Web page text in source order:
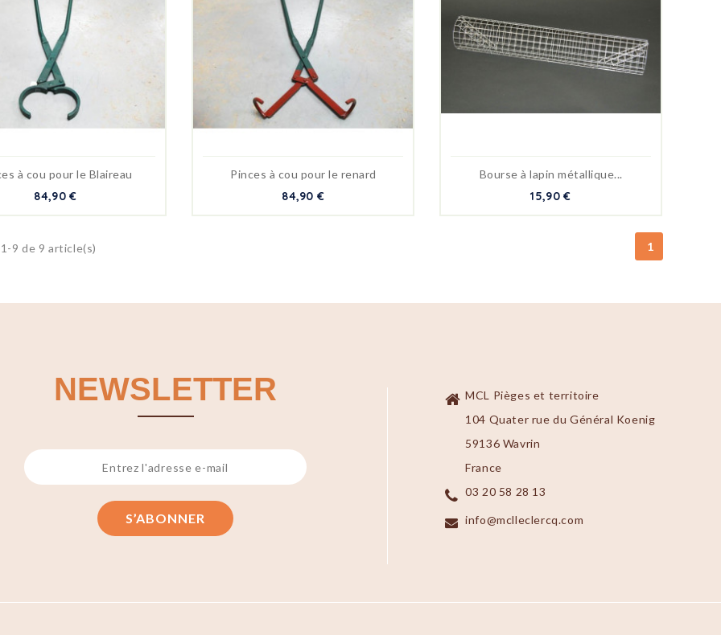
à cou pour le Blaireau
84,90 €
Pinces à cou pour le renard
84,90 €
Bourse à lapin métallique...
15,90 €
9 de 9 article(s) 1
NEWSLETTER
MCL Pièges et territoire
104 Quater rue du Général Koenig
59136 Wavrin
France
03 20 58 28 13
info@mclleclercq.com